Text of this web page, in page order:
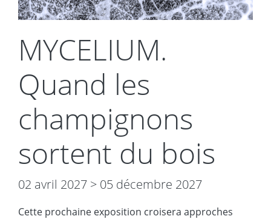
MYCELIUM.
Quand les
champignons
sortent du bois
02 avril 2027 > 05 décembre 2027
Cette prochaine exposition croisera approches